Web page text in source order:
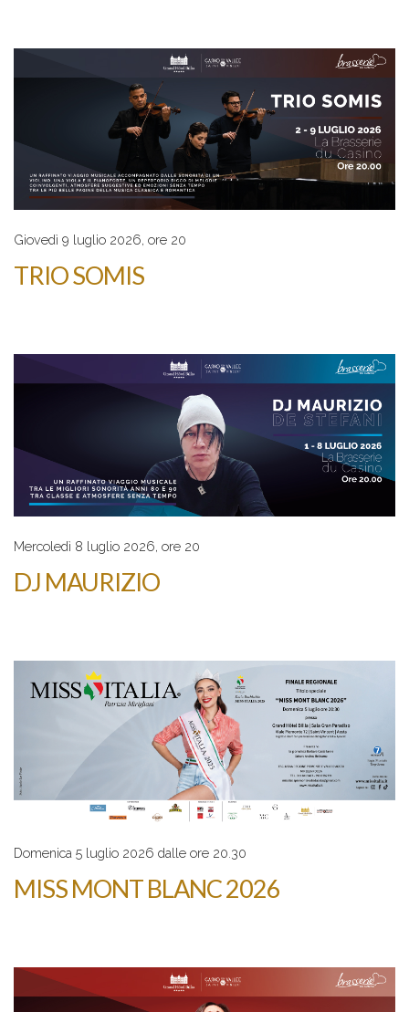
Giovedì 9 luglio 2026, ore 20
TRIO SOMIS
Mercoledì 8 luglio 2026, ore 20
DJ MAURIZIO
Domenica 5 luglio 2026 dalle ore 20.30
MISS MONT BLANC 2026